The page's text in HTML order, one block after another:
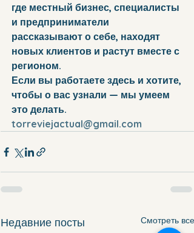
где местный бизнес, специалисты
и предприниматели
рассказывают о себе, находят
новых клиентов и растут вместе с
регионом.
Если вы работаете здесь и хотите,
чтобы о вас узнали — мы умеем
это делать.
torreviejactual@gmail.com
Недавние посты Смотреть все